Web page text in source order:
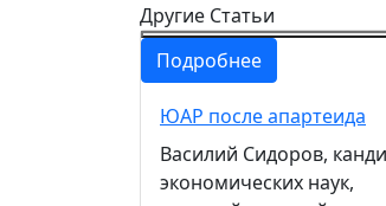
Другие Статьи
Подробнее
ЮАР после апартеида
Василий Сидоров,
экономических наук,